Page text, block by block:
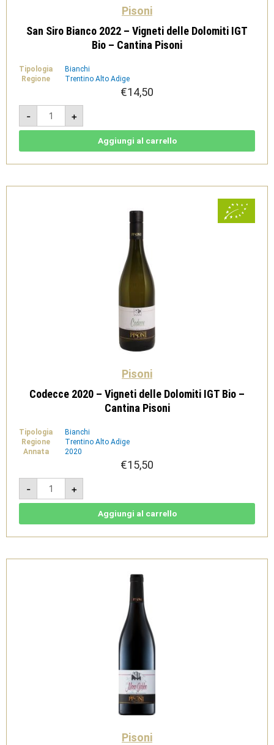
Pisoni
San Siro Bianco 2022 – Vigneti delle Dolomiti IGT
Bio – Cantina Pisoni
Tipologia
Bianchi
Regione
Trentino Alto Adige
€14,50
-
San
Siro
Bianco
2022
Dolomiti
-
+
Aggiungi al carrello
Pisoni
Codecce 2020 – Vigneti delle Dolomiti IGT Bio –
Cantina Pisoni
Tipologia
Bianchi
Regione
Trentino Alto Adige
Annata
2020
€15,50
-
Codecce
2020
-
Vigneti
Bio
Pisoni
+
Aggiungi al carrello
Pisoni